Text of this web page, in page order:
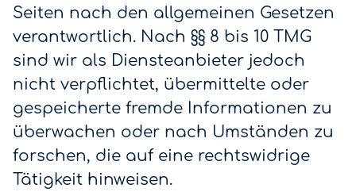
Seiten nach den allgemeinen Gesetzen
verantwortlich. Nach §§ 8 bis 10 TMG
sind wir als Diensteanbieter jedoch
nicht verpflichtet, übermittelte oder
gespeicherte fremde Informationen zu
überwachen oder nach Umständen zu
forschen, die auf eine rechtswidrige
Tätigkeit hinweisen.